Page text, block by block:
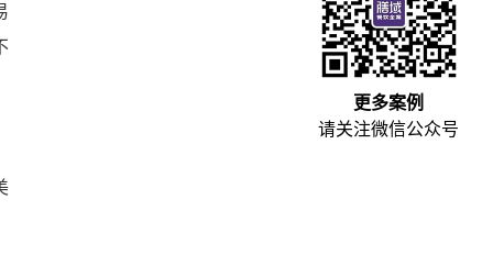
更多案例
请关注微信公众号